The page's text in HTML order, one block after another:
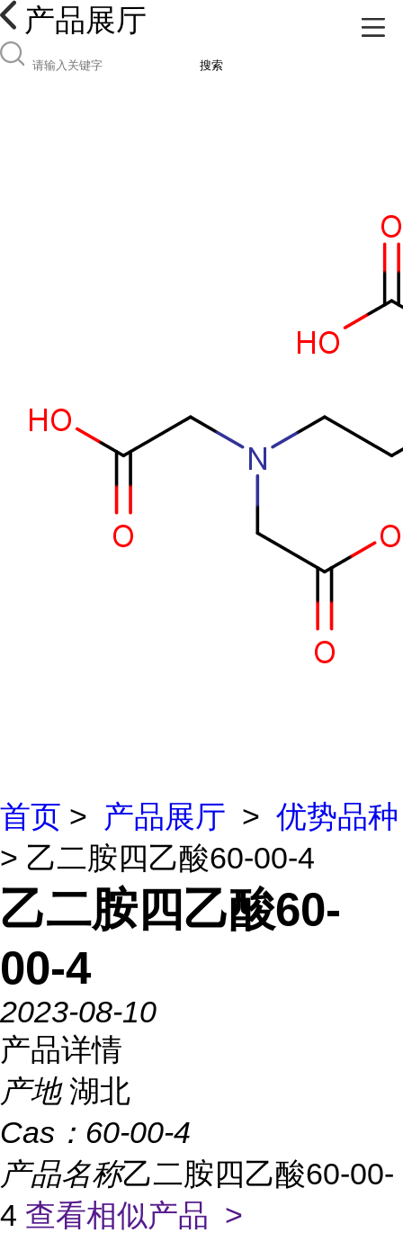
产品展厅
搜索
首页 > 产品展厅 > 优势品种
> 乙二胺四乙酸60-00-4
乙二胺四乙酸60-
00-4
2023-08-10
产品详情
产地 湖北
Cas： 60-00-4
产品名称乙二胺四乙酸60-00-
4 查看相似产品 >